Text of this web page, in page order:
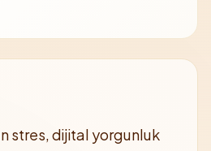
stres, dijital yorgunluk